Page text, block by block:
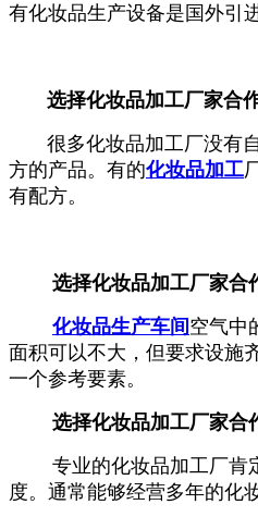
有化妆品生产设备是国外引
选择化妆品加工厂家合
很多化妆品加工厂没有自
方的产品。 有的化妆品加工
有配方。
选择化妆品加工厂家合
化妆品生产车间 空气中
面积可以不大，但要求设施
一个参考要素。
选择化妆品加工厂家合
专业的化妆品加工厂肯定
度。通常能够经营多年的化